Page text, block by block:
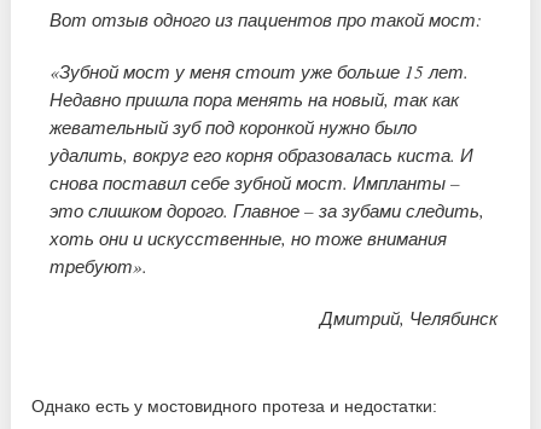
Вот отзыв одного из пациентов про такой мост:
«Зубной мост у меня стоит уже больше 15 лет.
Недавно пришла пора менять на новый, так как
жевательный зуб под коронкой нужно было
удалить, вокруг его корня образовалась киста. И
снова поставил себе зубной мост. Импланты –
это слишком дорого. Главное – за зубами следить,
хоть они и искусственные, но тоже внимания
требуют».
Дмитрий, Челябинск
Однако есть у мостовидного протеза и недостатки: